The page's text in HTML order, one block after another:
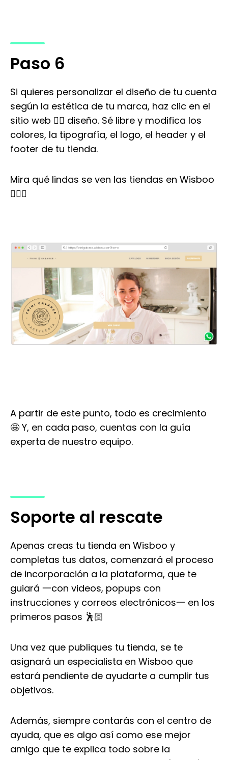
Paso 6
Si quieres personalizar el diseño de tu cuenta
según la estética de tu marca, haz clic en el
sitio web 👉🏼 diseño. Sé libre y modifica los
colores, la tipografía, el logo, el header y el
footer de tu tienda.
Mira qué lindas se ven las tiendas en Wisboo
👇🏼😍
A partir de este punto, todo es crecimiento
🤩 Y, en cada paso, cuentas con la guía
experta de nuestro equipo.
Soporte al rescate
Apenas creas tu tienda en Wisboo y
completas tus datos, comenzará el proceso
de incorporación a la plataforma, que te
guiará 一con videos, popups con
instrucciones y correos electrónicos一 en los
primeros pasos 🕺🏻
Una vez que publiques tu tienda, se te
asignará un especialista en Wisboo que
estará pendiente de ayudarte a cumplir tus
objetivos.
Además, siempre contarás con el centro de
ayuda, que es algo así como ese mejor
amigo que te explica todo sobre la